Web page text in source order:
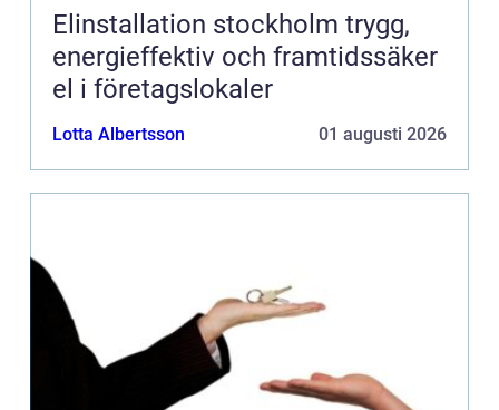
Elinstallation stockholm trygg,
energieffektiv och framtidssäker
el i företagslokaler
Lotta Albertsson 01 augusti 2026